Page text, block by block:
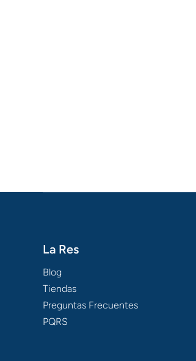
La Res
Blog
Tiendas
Preguntas Frecuentes
PQRS